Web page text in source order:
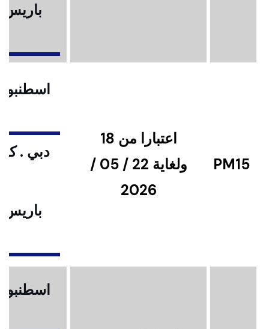
باريس
PM15
اعتبارا من 18
ولغاية 22 / 05 /
2026
دبي .
باريس